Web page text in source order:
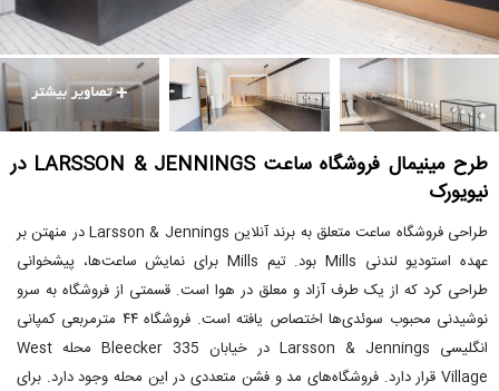
طرح مینیمال فروشگاه ساعت LARSSON & JENNINGS در
نیویورک
طراحی فروشگاه ساعت متعلق به برند آنلاین Larsson & Jennings در منهتن بر
عهده استودیو لندنی Mills بود. تیم Mills برای نمایش ساعت‌ها، پیشخوانی
طراحی کرد که از یک طرف آزاد و معلق در هوا است. قسمتی از فروشگاه به سرو
نوشیدنی محبوب سوئدی‌ها اختصاص یافته است. فروشگاه ۴۴ مترمربعی کمپانی
انگلیسی Larsson & Jennings در خیابان Bleecker 335 محله West
Village قرار دارد. فروشگاه‌های مد و فشن متعددی در این محله وجود دارد. برای